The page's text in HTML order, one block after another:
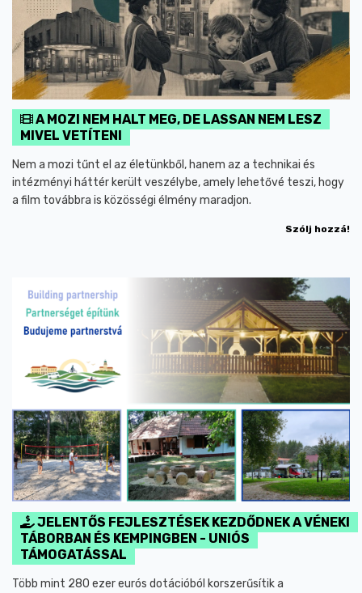
A MOZI NEM HALT MEG, DE LASSAN NEM LESZ
MIVEL VETÍTENI
Nem a mozi tűnt el az életünkből, hanem az a technikai és
intézményi háttér került veszélybe, amely lehetővé teszi, hogy
a film továbbra is közösségi élmény maradjon.
Szólj hozzá!
JELENTŐS FEJLESZTÉSEK KEZDŐDNEK A VÉNEKI
TÁBORBAN ÉS KEMPINGBEN - UNIÓS
TÁMOGATÁSSAL
Több mint 280 ezer eurós dotációból korszerűsítik a